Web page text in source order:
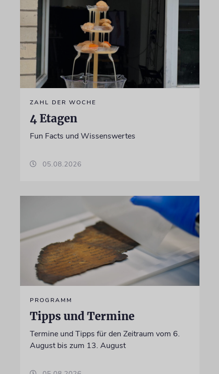
ZAHL DER WOCHE
4 Etagen
Fun Facts und Wissenswertes
05.08.2026
PROGRAMM
Tipps und Termine
Termine und Tipps für den Zeitraum vom 6.
August bis zum 13. August